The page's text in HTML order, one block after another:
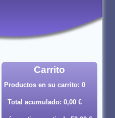
Carrito
Productos en su carrito: 0
Total acumulado: 0,00 €